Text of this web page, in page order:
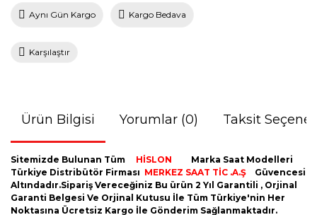
Aynı Gün Kargo Kargo Bedava
Karşılaştır
Ürün Bilgisi Yorumlar (0) Taksit
Sitemizde Bulunan Tüm HİSLON
Marka Saat Modelleri
Türkiye Distribütör Firması MERKEZ SAAT TİC .A.Ş
Güvencesi
Altındadır.Sipariş Vereceğiniz Bu ürün 2 Yıl Garantili , Orjinal
Garanti Belgesi Ve Orjinal Kutusu İle Tüm Türkiye'nin Her
Noktasına Ücretsiz Kargo İle Gönderim Sağlanmaktadır.